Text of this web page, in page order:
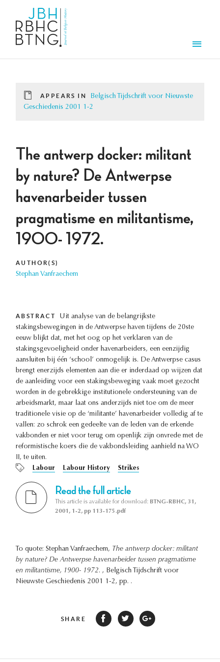
APPEARS IN
Belgisch Tijdschrift voor Nieuwste
Geschiedenis 2001 1-2
The antwerp docker: militant
by nature? De Antwerpse
havenarbeider tussen
pragmatisme en militantisme,
1900- 1972.
AUTHOR(S)
Stephan Vanfraechem
ABSTRACT
Uit analyse van de belangrijkste
stakingsbewegingen in de Antwerpse haven tijdens de 20ste
eeuw blijkt dat, met het oog op het verklaren van de
stakingsgevoeligheid onder havenarbeiders, een eenzijdig
aansluiten bij één ‘school’ onmogelijk is. De Antwerpse casus
brengt enerzijds elementen aan die er inderdaad op wijzen dat
de aanleiding voor een stakingsbeweging vaak moet gezocht
worden in de gebrekkige institutionele ondersteuning van de
arbeidsmarkt, maar laat ons anderzijds niet toe om de meer
traditionele visie op de ‘militante’ havenarbeider volledig af te
vallen: zo schrok een gedeelte van de leden van de erkende
vakbonden er niet voor terug om openlijk zijn onvrede met de
reformistische koers die de vakbondsleiding aanhield na WO
II, te uiten.
Labour
Labour History Strikes
Read the full article
This article is available for download: BTNG-RBHC, 31,
2001, 1-2, pp 113-175.pdf
To quote: Stephan Vanfraechem, The antwerp docker: militant
by nature? De Antwerpse havenarbeider tussen pragmatisme
en militantisme, 1900- 1972. , Belgisch Tijdschrift voor
Nieuwste Geschiedenis 2001 1-2, pp. .
SHARE